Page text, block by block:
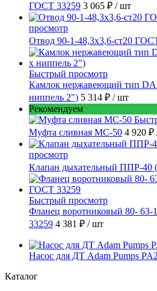
ГОСТ 33259 3 065 ₽ / шт
просмотр
Отвод 90-1-48,3х3,6-ст20
Быстрый просмотр
Камлок нержавеющий тип DА
ниппель 2") 5 314 ₽ / шт
Рекомендуем
Муфта сливная МС-50 4 920 ₽
просмотр
Клапан дыхательный ППР-40
Быстрый просмотр
Фланец воротниковый 80-
33259 4 381 ₽ / шт
Насос для ДТ Adam Pumps
Каталог